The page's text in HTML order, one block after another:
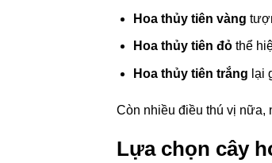
Hoa thủy tiên vàng
Hoa thủy tiên đỏthể
Hoa thủy tiên trắng lại
Còn nhiều điều thú vị nữa,
Lựa chọn cây